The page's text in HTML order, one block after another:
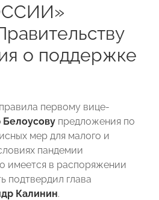
о поддержке
первому вице-
предложения по
мер для малого и
пандемии
имеется в распоряжении
подтвердил глава
Калинин.